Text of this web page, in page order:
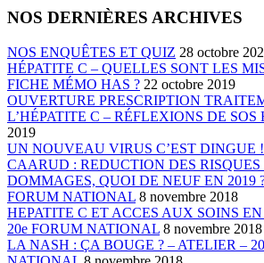
NOS DERNIÈRES ARCHIVES
NOS ENQUÊTES ET QUIZ 28 octobre
HÉPATITE C – QUELLES SONT LES
FICHE MÉMO HAS ? 22 octobre 2019
OUVERTURE PRESCRIPTION
L’HÉPATITE C – RÉFLEXIONS DE SOS
2019
UN NOUVEAU VIRUS C’EST DINGUE !
CAARUD : REDUCTION DES RISQUES
DOMMAGES, QUOI DE NEUF EN 2019
FORUM NATIONAL 8 novembre 2018
HEPATITE C ET ACCES AUX SOINS
20e FORUM NATIONAL 8 novembre 2018
LA NASH : ÇA BOUGE ? – ATELIER –